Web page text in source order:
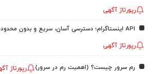
رپورتاژ آگهی
API اینستاگرام؛ دسترسی آسان، سریع و بدون محدودیت به اطلاعات اینستاگرام
رپورتاژ آگهی
رم سرور چیست؟ (اهمیت رم در سرور) رپورتاژ